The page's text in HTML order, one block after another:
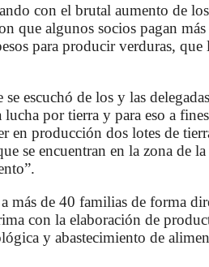
con el brutal aumento de
que algunos socios pagan
para producir verduras, que
escuchó de los y las
por tierra y para eso a
producción dos lotes de
se encuentran en la zona de
más de 40 familias de forma
con la elaboración de
y abastecimiento de